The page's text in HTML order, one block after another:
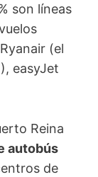
son líneas
(el
easyJet
Reina
autobús
de